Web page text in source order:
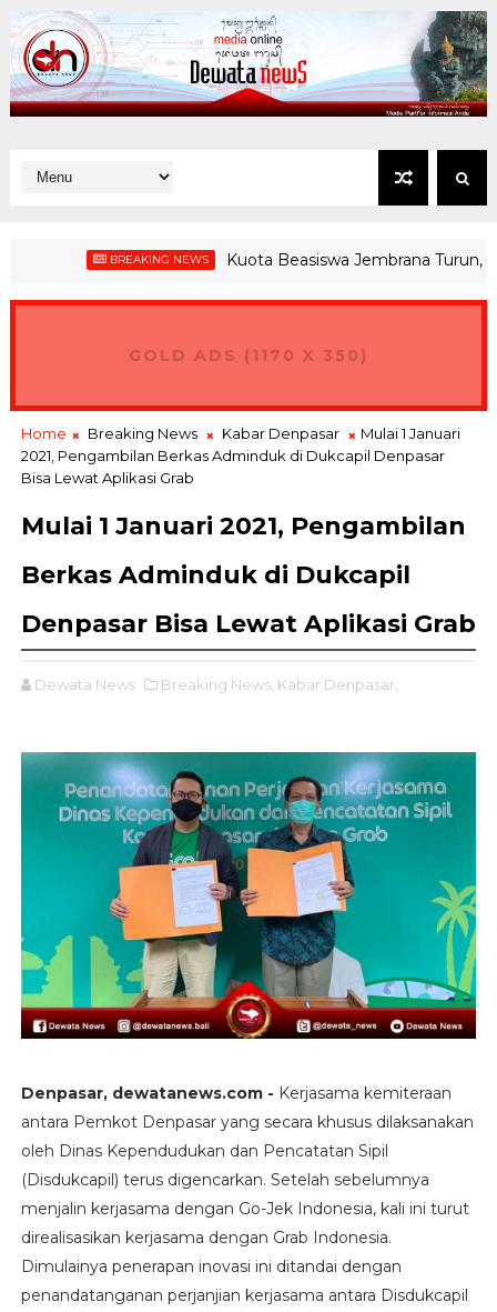
BREAKING NEWS Kuota Beasiswa Jembrana Turun, Bupati
GOLD ADS (1170 X 350)
Home Breaking News Kabar Denpasar
Mulai 1 Januari
2021, Pengambilan Berkas Adminduk di Dukcapil Denpasar
Bisa Lewat Aplikasi Grab
Mulai 1 Januari 2021, Pengambilan
Berkas Adminduk di Dukcapil
Denpasar Bisa Lewat Aplikasi Grab
Dewata News Breaking News, Kabar Denpasar,
Denpasar, dewatanews.com - Kerjasama kemiteraan
antara Pemkot Denpasar yang secara khusus dilaksanakan
oleh Dinas Kependudukan dan Pencatatan Sipil
(Disdukcapil) terus digencarkan. Setelah sebelumnya
menjalin kerjasama dengan Go-Jek Indonesia, kali ini turut
direalisasikan kerjasama dengan Grab Indonesia.
Dimulainya penerapan inovasi ini ditandai dengan
penandatanganan perjanjian kerjasama antara Disdukcapil